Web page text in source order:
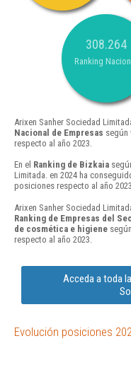
308.264
Ranking
Arixen Sanher Sociedad
Nacional de Empresas según
respecto al año 2023.
En el Ranking de Bizkaia
Limitada. en 2024 ha
posiciones respecto al año
Arixen Sanher Sociedad
Ranking de Empresas del
de cosmética e higiene
respecto al año 2023.
Acceda a toda
Evolución posiciones